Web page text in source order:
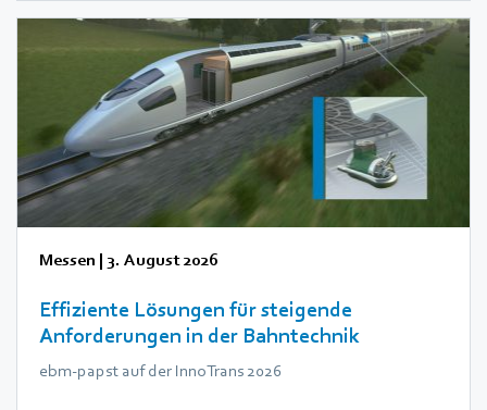
Messen | 3. August 2026
Effiziente Lösungen für steigende
Anforderungen in der Bahntechnik
ebm‑papst auf der InnoTrans 2026